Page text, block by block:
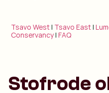
Tsavo West| Tsavo East|
Conservancy|FAQ
Stofrode